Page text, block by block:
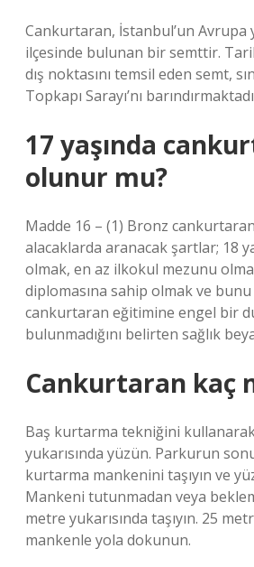
Cankurtaran, İstanbul’un Avrupa
ilçesinde bulunan bir semttir.
dış noktasını temsil eden semt,
Topkapı Sarayı’nı
17 yaşında
olunur mu?
Madde 16 – (1) Bronz
alacaklarda aranacak şartlar; 18
olmak, en az ilkokul mezunu
diplomasına sahip olmak ve
cankurtaran eğitimine engel bir
bulunmadığını belirten sağlık
Cankurtaran kaç
Baş kurtarma tekniğini
yukarısında yüzün. Parkurun
kurtarma mankenini taşıyın ve
Mankeni tutunmadan veya
metre yukarısında taşıyın. 25
mankenle yola dokunun.